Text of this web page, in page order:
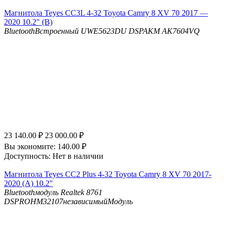
Магнитола Teyes CC3L 4-32 Toyota Camry 8 XV 70 2017 —
2020 10.2" (B)
BluetoothВстроенный UWE5623DU DSPAKM AK7604VQ
23 140.00 ₽ 23 000.00 ₽
Вы экономите: 140.00 ₽
Доступность: Нет в наличии
Магнитола Teyes CC2 Plus 4-32 Toyota Camry 8 XV 70 2017-
2020 (A) 10.2"
Bluetoothмодуль Realtek 8761
DSPROHM32107независимыйМодуль